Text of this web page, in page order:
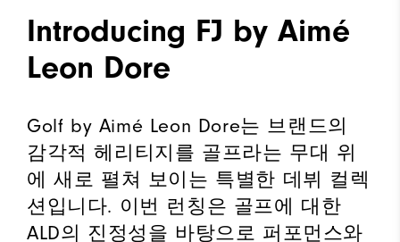
Introducing FJ by Aimé
Leon Dore
Golf by Aimé Leon Dore는 브랜드의
감각적 헤리티지를 골프라는 무대 위
에 새로 펼쳐 보이는 특별한 데뷔 컬렉
션입니다. 이번 런칭은 골프에 대한
ALD의 진정성을 바탕으로 퍼포먼스와